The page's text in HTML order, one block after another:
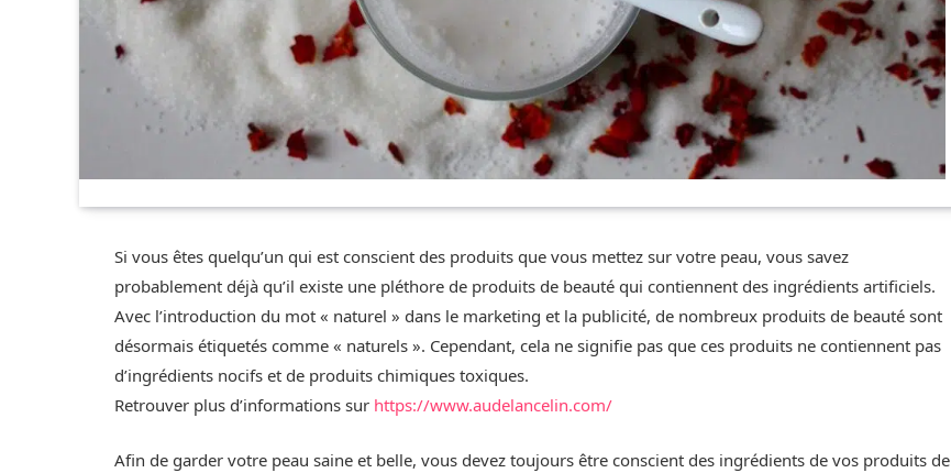
Si vous êtes quelqu’un qui est conscient des produits que vous mettez sur votre peau, vous savez
probablement déjà qu’il existe une pléthore de produits de beauté qui contiennent des ingrédients artificiels.
Avec l’introduction du mot « naturel » dans le marketing et la publicité, de nombreux produits de beauté sont
désormais étiquetés comme « naturels ». Cependant, cela ne signifie pas que ces produits ne contiennent pas
d’ingrédients nocifs et de produits chimiques toxiques.
Retrouver plus d’informations sur https://www.audelancelin.com/
Afin de garder votre peau saine et belle, vous devez toujours être conscient des ingrédients de vos produits de